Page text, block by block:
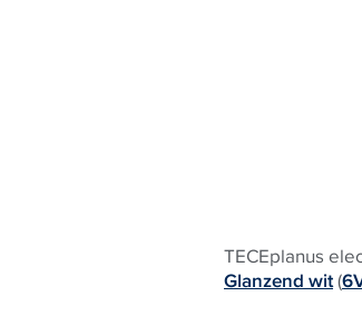
TECEplanus
Glanzend wit(